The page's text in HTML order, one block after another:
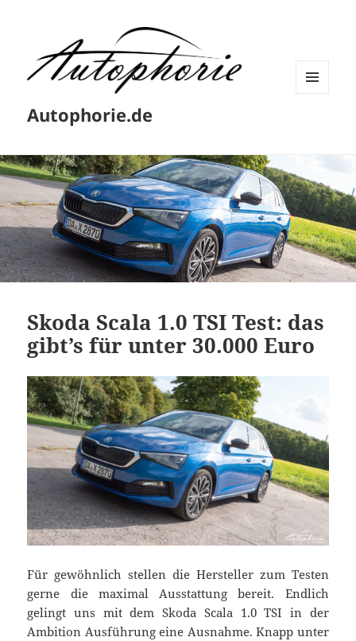
Autophorie.de
Skoda Scala 1.0 TSI Test: das
gibt’s für unter 30.000 Euro
Für gewöhnlich stellen die Hersteller zum Testen
gerne die maximal Ausstattung bereit. Endlich
gelingt uns mit dem Skoda Scala 1.0 TSI in der
Ambition Ausführung eine Ausnahme. Knapp unter